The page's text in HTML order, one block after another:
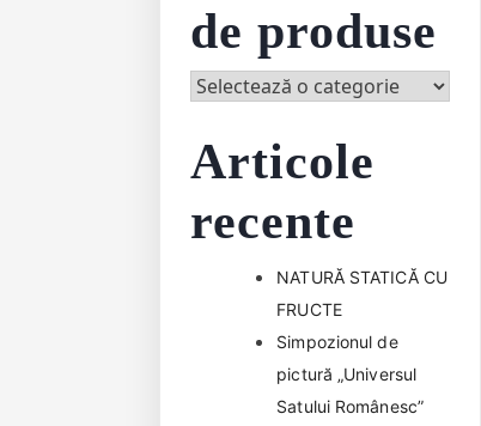
de produse
Articole
recente
NATURĂ STATICĂ CU
FRUCTE
Simpozionul de
pictură „Universul
Satului Românesc”